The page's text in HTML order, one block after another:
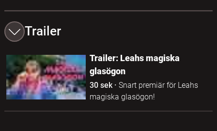
Trailer
Trailer: Leahs magiska
glasögon
30 sek· Snart premiär för Leahs
magiska glasögon!